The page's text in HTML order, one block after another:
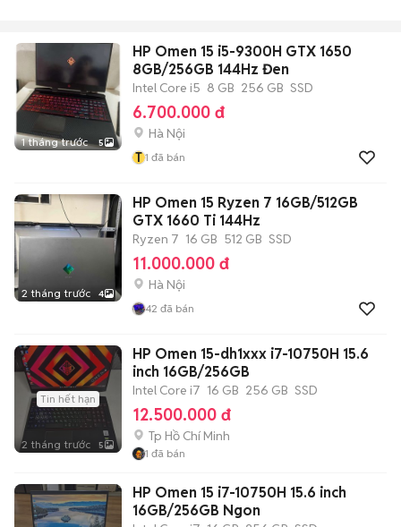
1 tháng trước 5
HP Omen 15 i5-9300H GTX 1650
8GB/256GB 144Hz Đen
Intel Core i5 8 GB 256 GB SSD
6.700.000 đ
Hà Nội
T 1 đã bán
2 tháng trước 4
HP Omen 15 Ryzen 7 16GB/512GB
GTX 1660 Ti 144Hz
Ryzen 7 16 GB 512 GB SSD
11.000.000 đ
Hà Nội
42 đã bán
Tin hết hạn
2 tháng trước 5
HP Omen 15-dh1xxx i7-10750H 15.6
inch 16GB/256GB
Intel Core i7 16 GB 256 GB SSD
12.500.000 đ
Tp Hồ Chí Minh
1 đã bán
HP Omen 15 i7-10750H 15.6 inch
16GB/256GB Ngon